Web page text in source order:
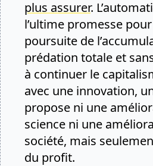
plus assurer.
l’ultime promesse
poursuite de
prédation totale et
à continuer le
avec une innovation,
propose ni une
science ni une
société, mais
du profit.